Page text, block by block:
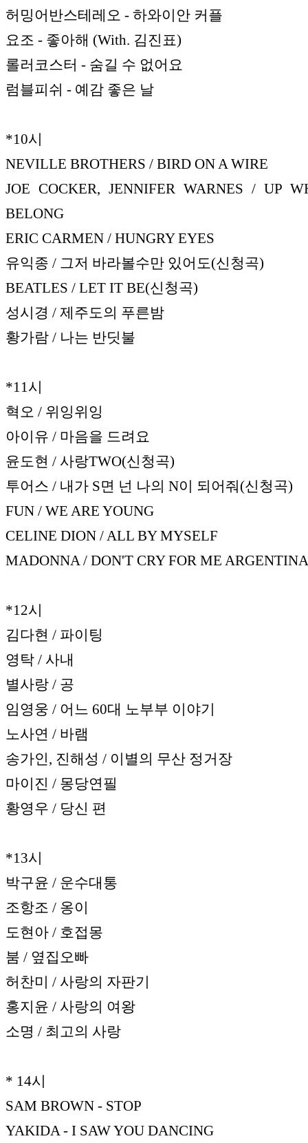
허밍어반스테레오 - 하와이안 커플
요조 - 좋아해 (With. 김진표)
롤러코스터 - 숨길 수 없어요
럼블피쉬 - 예감 좋은 날
*10시
NEVILLE BROTHERS / BIRD ON A WIRE
JOE COCKER, JENNIFER WARNES / UP
BELONG
ERIC CARMEN / HUNGRY EYES
유익종 / 그저 바라볼수만 있어도(신청곡)
BEATLES / LET IT BE(신청곡)
성시경 / 제주도의 푸른밤
황가람 / 나는 반딧불
*11시
혁오 / 위잉위잉
아이유 / 마음을 드려요
윤도현 / 사랑TWO(신청곡)
투어스 / 내가 S면 넌 나의 N이 되어줘(신청곡)
FUN / WE ARE YOUNG
CELINE DION / ALL BY MYSELF
MADONNA / DON'T CRY FOR ME ARGENTINA
*12시
김다현 / 파이팅
영탁 / 사내
별사랑 / 공
임영웅 / 어느 60대 노부부 이야기
노사연 / 바램
송가인, 진해성 / 이별의 무산 정거장
마이진 / 몽당연필
황영우 / 당신 편
*13시
박구윤 / 운수대통
조항조 / 옹이
도현아 / 호접몽
붐 / 옆집오빠
허찬미 / 사랑의 자판기
홍지윤 / 사랑의 여왕
소명 / 최고의 사랑
* 14시
SAM BROWN - STOP
YAKIDA - I SAW YOU DANCING